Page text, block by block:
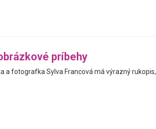
príbehy
a fotografka Sylva Francová má výrazný rukopis,